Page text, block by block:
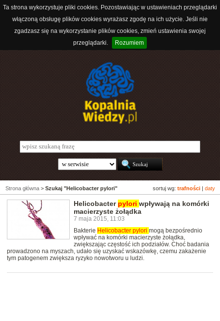
Ta strona wykorzystuje pliki cookies. Pozostawiając w ustawieniach przeglądarki
włączoną obsługę plików cookies wyrażasz zgodę na ich użycie. Jeśli nie
zgadzasz się na wykorzystanie plików cookies, zmień ustawienia swojej
przeglądarki.
Rozumiem
sortuj wg: trafności daty
Strona główna > Szukaj "Helicobacter pylori"
Helicobacter pylori wpływają na komórki
macierzyste żołądka
7 maja 2015, 11:03
Bakterie Helicobacter pylori mogą bezpośrednio
wpływać na komórki macierzyste żołądka,
zwiększając częstość ich podziałów. Choć badania
prowadzono na myszach, udało się uzyskać wskazówkę, czemu zakażenie
tym patogenem zwiększa ryzyko nowotworu u ludzi.